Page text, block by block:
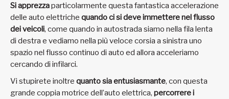
Si apprezzaparticolarmente questa fantastica accelerazione
delle auto elettriche quando ci si deve immettere nel flusso
dei veicoli, come quando in autostrada siamo nella fila lenta
di destra e vediamo nella più veloce corsia a sinistra uno
spazio nel flusso continuo di auto ed allora acceleriamo
cercando di infilarci.
Vi stupirete inoltre quanto sia entusiasmante, con questa
grande coppia motrice dell’auto elettrica, percorrere i